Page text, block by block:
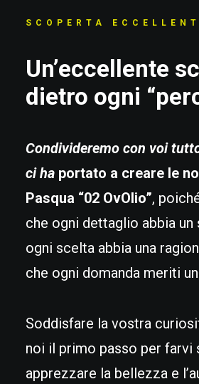
SCOPERTA
Un’eccellente
dietro ogni
Condivideremo con voi
ci ha portato a creare le
Pasqua “02 OvOlio”,
che ogni dettaglio abbia
ogni scelta abbia una
che ogni domanda meriti
Soddisfare la vostra
noi il primo passo per farvi
apprezzare la bellezza e